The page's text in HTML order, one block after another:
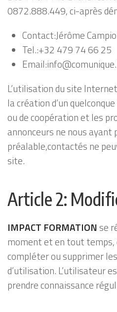
0872.888.449, ci-après
Contact:Jérôme
Tel.:+32 479 74 66 25
L’utilisation du site
la création d’un
ou de coopération et les
annonceurs ne nous ayant
préalable,contactés ne
site.
Article 2:
IMPACT FORMATION se
moment et en tout temps,
compléter ou supprimer
d’utilisation. L’utilisateur
prendre connaissance